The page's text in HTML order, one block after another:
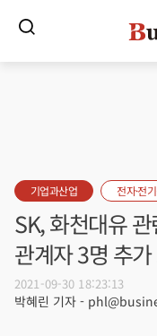
기업과산업 전자·전
SK, 화천대유
관계자 3명 추
2021-09-30 18:23:13
박혜린 기자 -